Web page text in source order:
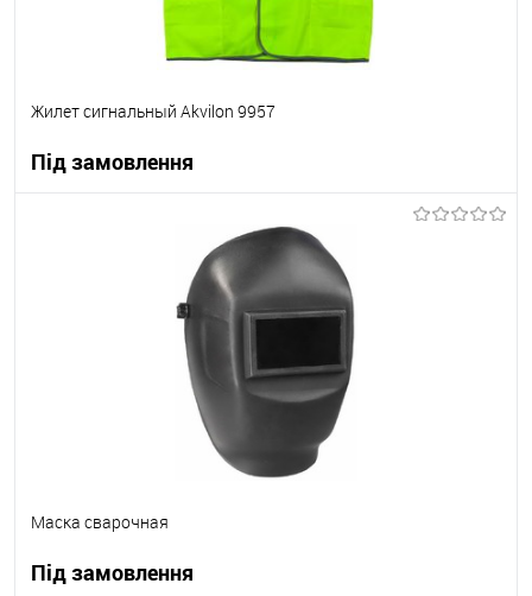
Жилет сигнальный Akvilon 9957
Під замовлення
В корзину
Під замовлення
Маска сварочная
Під замовлення